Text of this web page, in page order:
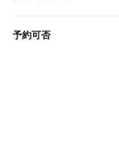
予約可否